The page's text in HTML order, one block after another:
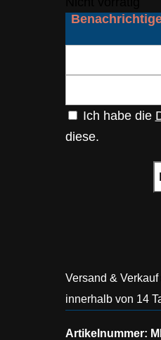
Ich habe die
diese.
Versand &
innerhalb von 14
Artikelnummer: